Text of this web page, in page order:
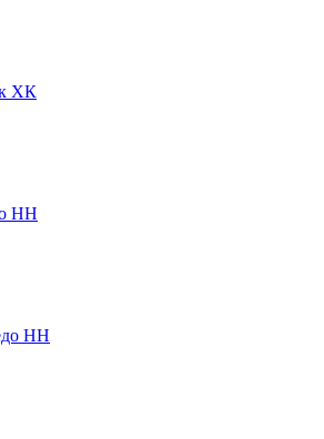
ХК
НН
НН